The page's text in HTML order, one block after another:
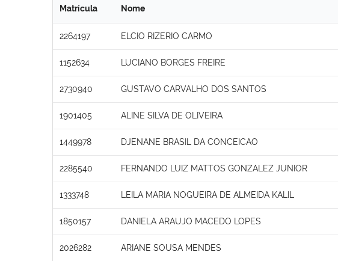
Matrícula Nome
2264197 ELCIO RIZERIO CARMO
1152634 LUCIANO BORGES FREIRE
2730940 GUSTAVO CARVALHO DOS SANTOS
1901405 ALINE SILVA DE OLIVEIRA
1449978 DJENANE BRASIL DA CONCEICAO
2285540 FERNANDO LUIZ MATTOS GONZALEZ JUNIOR
1333748 LEILA MARIA NOGUEIRA DE ALMEIDA KALIL
1850157 DANIELA ARAUJO MACEDO LOPES
2026282 ARIANE SOUSA MENDES